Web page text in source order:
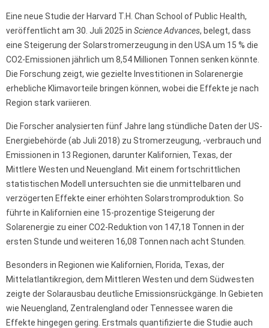
Eine neue Studie der Harvard T.H. Chan School of Public Health,
veröffentlicht am 30. Juli 2025 in Science Advances, belegt, dass
eine Steigerung der Solarstromerzeugung in den USA um 15 % die
CO2-Emissionen jährlich um 8,54 Millionen Tonnen senken könnte.
Die Forschung zeigt, wie gezielte Investitionen in Solarenergie
erhebliche Klimavorteile bringen können, wobei die Effekte je nach
Region stark variieren.
Die Forscher analysierten fünf Jahre lang stündliche Daten der US-
Energiebehörde (ab Juli 2018) zu Stromerzeugung, -verbrauch und
Emissionen in 13 Regionen, darunter Kalifornien, Texas, der
Mittlere Westen und Neuengland. Mit einem fortschrittlichen
statistischen Modell untersuchten sie die unmittelbaren und
verzögerten Effekte einer erhöhten Solarstromproduktion. So
führte in Kalifornien eine 15-prozentige Steigerung der
Solarenergie zu einer CO2-Reduktion von 147,18 Tonnen in der
ersten Stunde und weiteren 16,08 Tonnen nach acht Stunden.
Besonders in Regionen wie Kalifornien, Florida, Texas, der
Mittelatlantikregion, dem Mittleren Westen und dem Südwesten
zeigte der Solarausbau deutliche Emissionsrückgänge. In Gebieten
wie Neuengland, Zentralengland oder Tennessee waren die
Effekte hingegen gering. Erstmals quantifizierte die Studie auch